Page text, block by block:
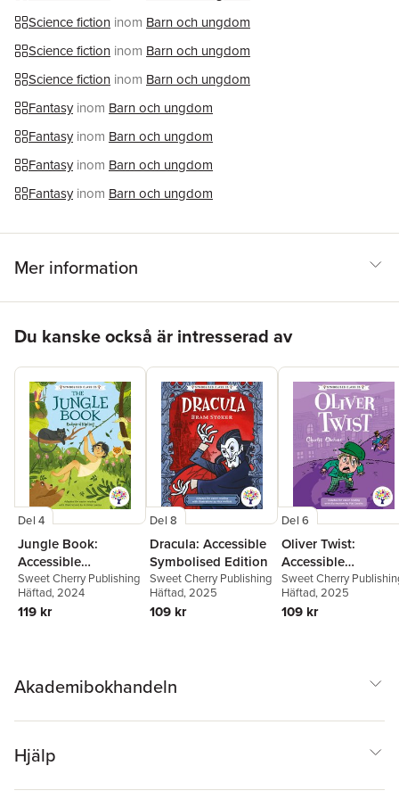
Science fiction inom Barn och ungdom
Science fiction inom Barn och ungdom
Science fiction inom Barn och ungdom
Fantasy inom Barn och ungdom
Fantasy inom Barn och ungdom
Fantasy inom Barn och ungdom
Fantasy inom Barn och ungdom
Mer information
Du kanske också är intresserad av
Del 4
Jungle Book:
Accessible
Symbolised Edition
Sweet Cherry Publishing
Häftad, 2024
119 kr
Del 8
Dracula: Accessible
Symbolised Edition
Sweet Cherry Publishing
Häftad, 2025
109 kr
Del 6
Oliver Twist:
Accessible
Symbolised Edition
Sweet Cherry
Häftad, 2025
109 kr
Akademibokhandeln
Hjälp